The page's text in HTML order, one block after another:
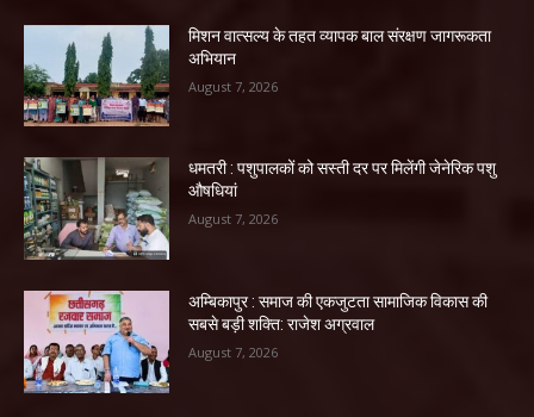
मिशन वात्सल्य के तहत व्यापक बाल संरक्षण जागरूकता
अभियान
August 7, 2026
धमतरी : पशुपालकों को सस्ती दर पर मिलेंगी जेनेरिक पशु
औषधियां
August 7, 2026
अम्बिकापुर : समाज की एकजुटता सामाजिक विकास की
सबसे बड़ी शक्ति: राजेश अग्रवाल
August 7, 2026